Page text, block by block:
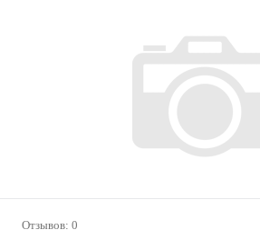
Отзывов: 0